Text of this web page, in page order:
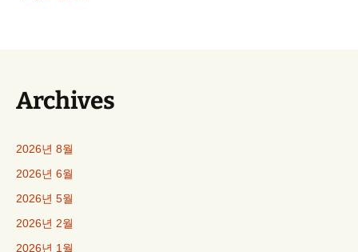
Archives
2026년 8월
2026년 6월
2026년 5월
2026년 2월
2026년 1월